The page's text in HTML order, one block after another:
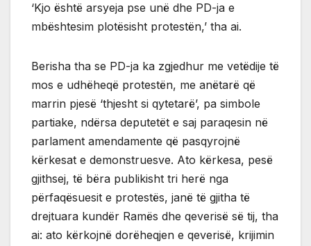
‘Kjo është arsyeja pse unë dhe PD-ja e
mbështesim plotësisht protestën,’ tha ai.
Berisha tha se PD-ja ka zgjedhur me vetëdije të
mos e udhëheqë protestën, me anëtarë që
marrin pjesë ‘thjesht si qytetarë’, pa simbole
partiake, ndërsa deputetët e saj paraqesin në
parlament amendamente që pasqyrojnë
kërkesat e demonstruesve. Ato kërkesa, pesë
gjithsej, të bëra publikisht tri herë nga
përfaqësuesit e protestës, janë të gjitha të
drejtuara kundër Ramës dhe qeverisë së tij, tha
ai: ato kërkojnë dorëheqjen e qeverisë, krijimin